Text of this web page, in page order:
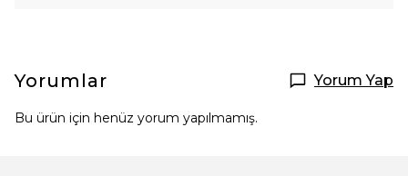
Yorumlar Yorum Yap
Bu ürün için henüz yorum yapılmamış.